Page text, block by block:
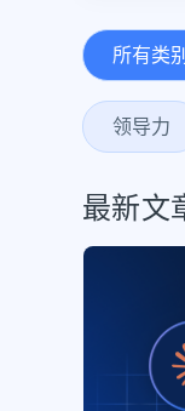
所有类别
领导力
最新文